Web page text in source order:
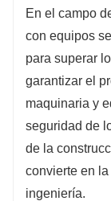
En el campo
con equipos
para superar
garantizar el
maquinaria y
seguridad de
de la
convierte en
ingeniería.